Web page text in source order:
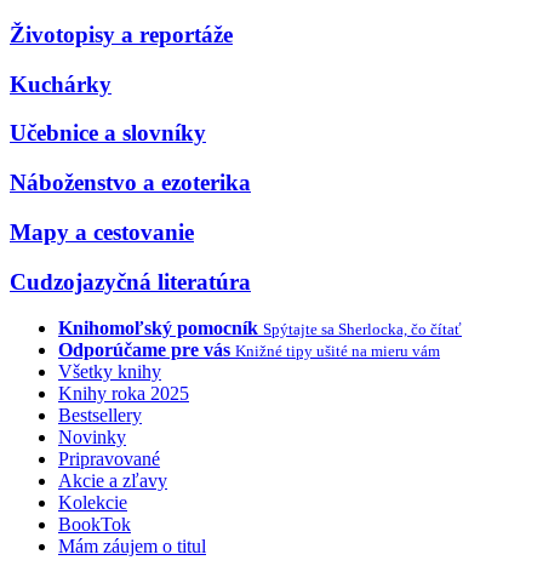
Životopisy a reportáže
Kuchárky
Učebnice a slovníky
Náboženstvo a ezoterika
Mapy a cestovanie
Cudzojazyčná literatúra
Knihomoľský pomocník Spýtajte sa Sherlocka, čo čítať
Odporúčame pre vás Knižné tipy ušité na mieru vám
Všetky knihy
Knihy roka 2025
Bestsellery
Novinky
Pripravované
Akcie a zľavy
Kolekcie
BookTok
Mám záujem o titul